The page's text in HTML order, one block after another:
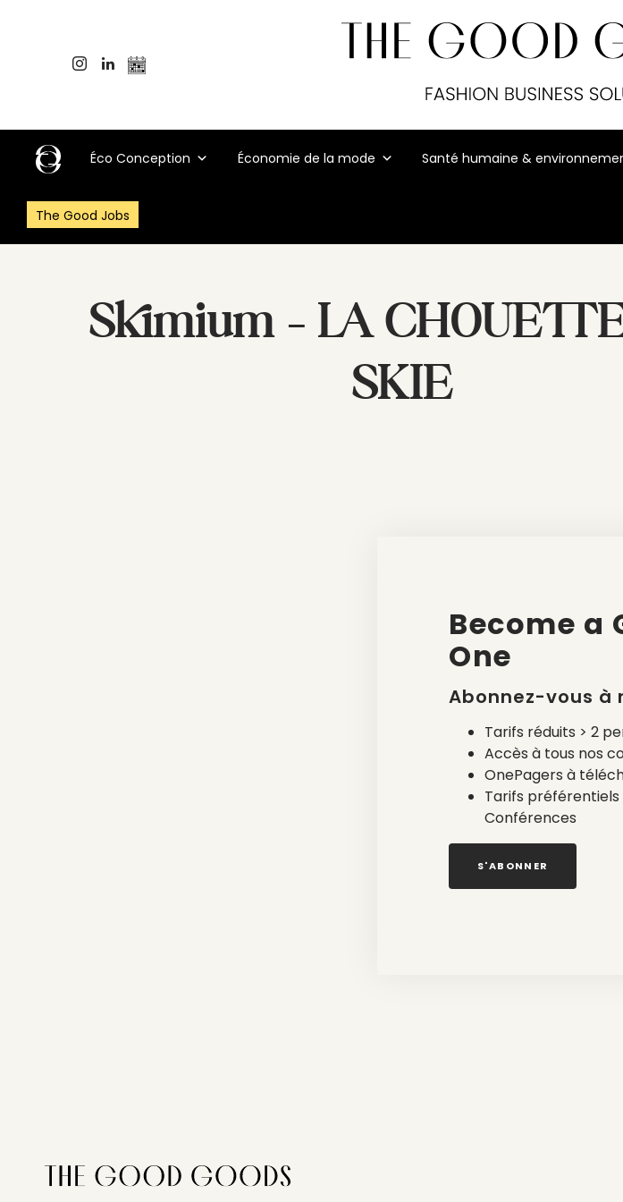
Éco Conception Économie de la mode Santé humaine &
The Good Jobs
Skimium – LA
SKIE
Become a
One
Abonnez-vous à
Tarifs réduits > 2
Accès à tous nos
OnePagers à
Tarifs
Conférences
S'ABONNER